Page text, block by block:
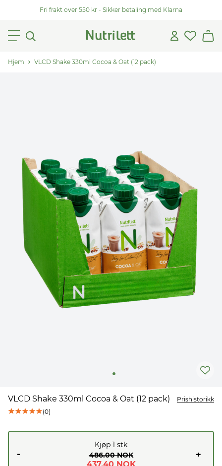
Fri frakt over 550 kr - Sikker betaling med Klarna
Hjem VLCD Shake 330ml Cocoa & Oat (12 pack)
VLCD Shake 330ml Cocoa & Oat (12 pack)
Prishistorikk
(0)
Kjøp 1 stk
- 486.00 NOK
437.40 NOK
+